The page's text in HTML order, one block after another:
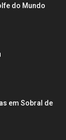
do Mundo
em Sobral de